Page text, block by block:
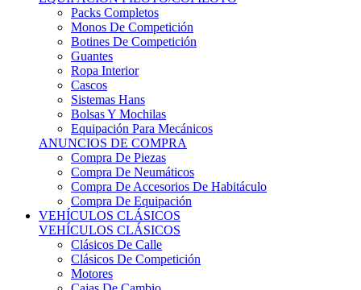
Monos De Competición
Botines De Competición
Guantes
Ropa Interior
Cascos
Sistemas Hans
Bolsas Y Mochilas
Equipación Para Mecánicos
ANUNCIOS DE COMPRA
Compra De Piezas
Compra De Neumáticos
Compra De Accesorios De Habitáculo
Compra De Equipación
VEHÍCULOS CLÁSICOS
VEHÍCULOS CLÁSICOS
Clásicos De Calle
Clásicos De Competición
Motores
Cajas De Cambio
Carrocería